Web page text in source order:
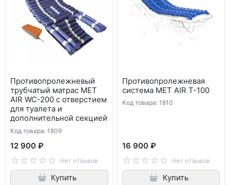
Противопролежневый
трубчатый матрас MET
AIR WC-200 с отверстием
для туалета и
дополнительной секцией
Код товара: 1809
12 900 ₽
Нет отзывов
Купить
Противопролежневая
система MET AIR T-100
Код товара: 1810
16 900 ₽
Нет отзывов
Купить